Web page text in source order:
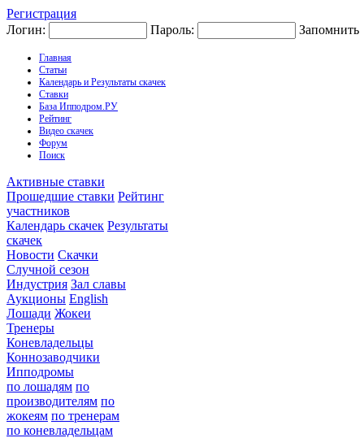
Регистрация
Логин:
Пароль: Запомнить
Главная
Статьи
Календарь и Результаты скачек
Ставки
База Ипподром.РУ
Рейтинг
Видео скачек
Форум
Поиск
Активные ставки
Прошедшие ставки Рейтинг
участников
Календарь скачек Результаты
скачек
Новости Скачки
Случной сезон
Индустрия Зал славы
Аукционы English
Лошади Жокеи
Тренеры
Коневладельцы
Коннозаводчики
Ипподромы
по лошадям по
производителям по
жокеям по тренерам
по коневладельцам